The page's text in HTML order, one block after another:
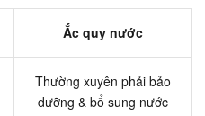
Ắc quy nước
Thường xuyên phải bảo
dưỡng & bổ sung nước